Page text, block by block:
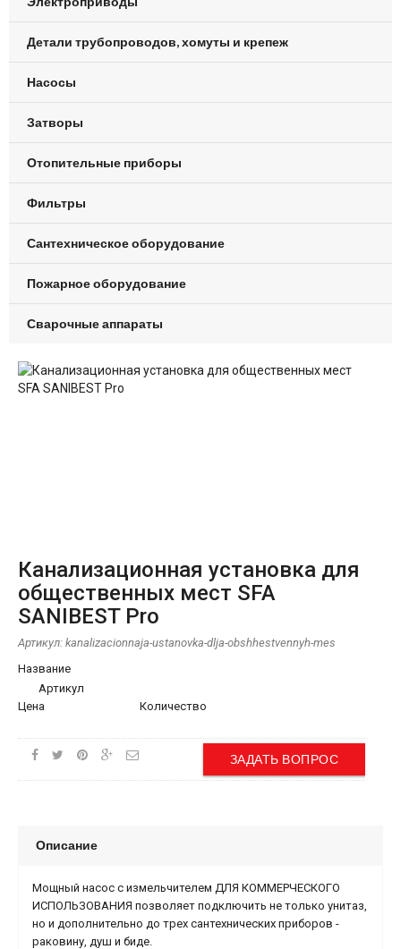
Детали трубопроводов, хомуты и крепеж
Насосы
Затворы
Отопительные приборы
Фильтры
Сантехническое оборудование
Пожарное оборудование
Сварочные аппараты
Канализационная установка для
общественных мест SFA
SANIBEST Pro
Артикул: kanalizacionnaja-ustanovka-dlja-obshhestvennyh-mes
Название
Артикул
Цена
Количество
ЗАДАТЬ ВОПРОС
Описание
Мощный насос с измельчителем ДЛЯ КОММЕРЧЕСКОГО
ИСПОЛЬЗОВАНИЯ позволяет подключить не только унитаз,
но и дополнительно до трех сантехнических приборов -
раковину, душ и биде.